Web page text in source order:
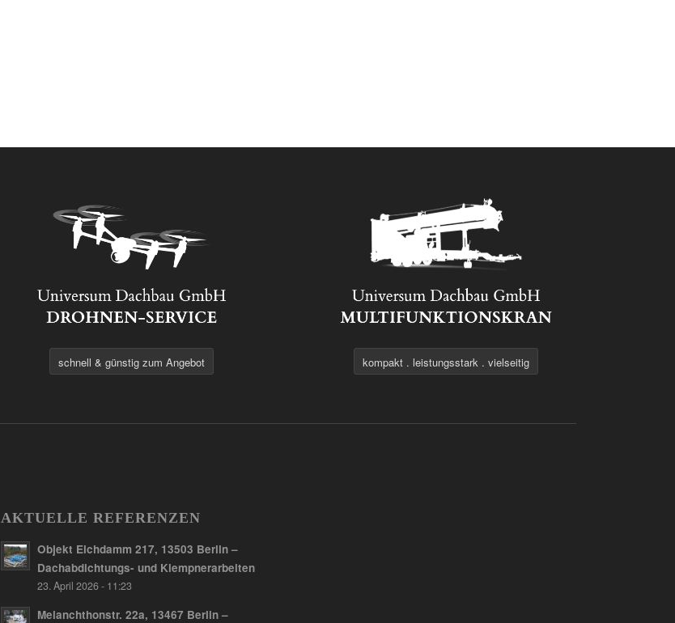
schnell & günstig zum Angebot kompakt . leistungsstark . vielseitig
AKTUELLE REFERENZEN
Objekt Elchdamm 217, 13503 Berlin –
Dachabdichtungs- und Klempnerarbeiten
23. April 2026 - 11:23
Melanchthonstr. 22a, 13467 Berlin –